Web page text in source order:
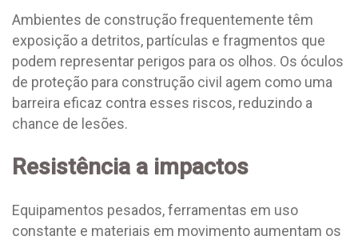
Ambientes de construção frequentemente têm
exposição a detritos, partículas e fragmentos que
podem representar perigos para os olhos. Os óculos
de proteção para construção civil agem como uma
barreira eficaz contra esses riscos, reduzindo a
chance de lesões.
Resistência a impactos
Equipamentos pesados, ferramentas em uso
constante e materiais em movimento aumentam os